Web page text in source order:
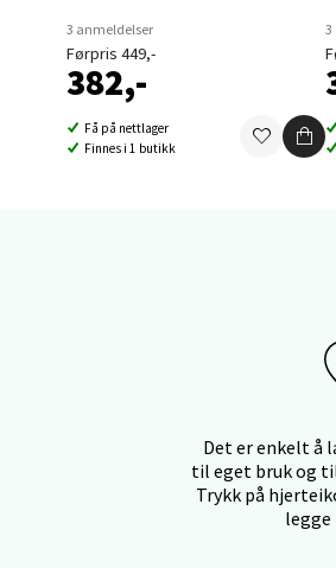
3 anmeldelser
Førpris 449,-
382,-
Få på nettlager
Finnes i 1 butikk
3
Det er enkelt å
til eget bruk og
Trykk på
legge